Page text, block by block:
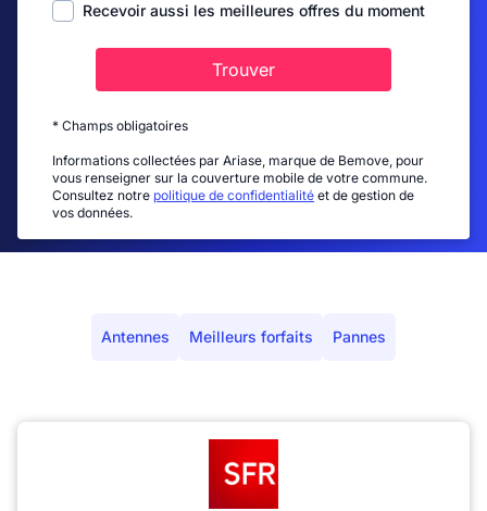
Recevoir aussi les meilleures offres du moment
Trouver
* Champs obligatoires
Informations collectées par Ariase, marque de Bemove, pour
vous renseigner sur la couverture mobile de votre commune.
Consultez notre politique de confidentialité et de gestion de
vos données.
Antennes Meilleurs forfaits Pannes